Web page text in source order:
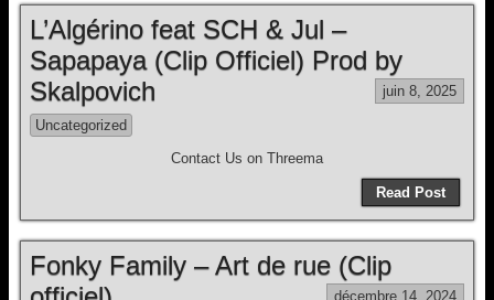
L’Algérino feat SCH & Jul –
Sapapaya (Clip Officiel) Prod by
Skalpovich
juin 8, 2025
Uncategorized
Contact Us on Threema
Read Post
Fonky Family – Art de rue (Clip
décembre 14, 2024